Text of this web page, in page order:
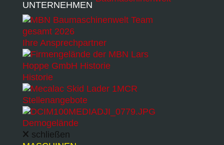
Schließen Zurücksetzen
Sidebar-Einstellungen
UNTERNEHMEN
Ihre Ansprechpartner
Historie
Stellenangebote
Demogelände
schließen